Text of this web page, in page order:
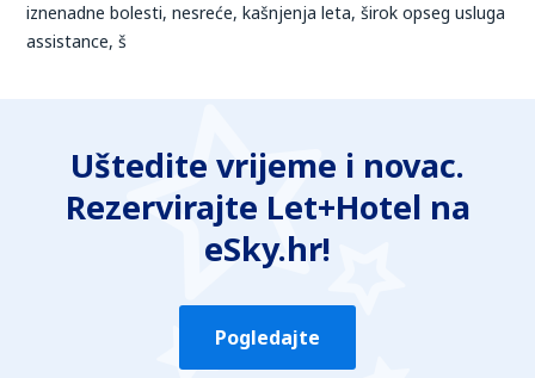
iznenadne bolesti, nesreće, kašnjenja leta, širok opseg usluga
assistance, š
Uštedite vrijeme i novac.
Rezervirajte Let+Hotel na
eSky.hr!
Pogledajte